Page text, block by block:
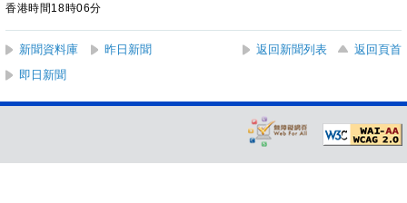
香港時間18時06分
新聞資料庫 昨日新聞 返回新聞列表
返回頁首
即日新聞